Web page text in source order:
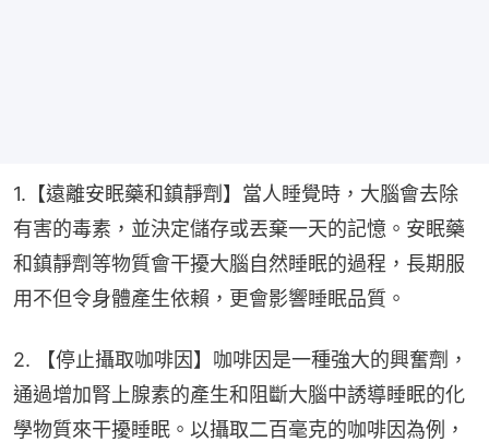
1.【遠離安眠藥和鎮靜劑】當人睡覺時，大腦會去除
有害的毒素，並決定儲存或丟棄一天的記憶。安眠藥
和鎮靜劑等物質會干擾大腦自然睡眠的過程，長期服
用不但令身體產生依賴，更會影響睡眠品質。
2. 【停止攝取咖啡因】咖啡因是一種強大的興奮劑，
通過增加腎上腺素的產生和阻斷大腦中誘導睡眠的化
學物質來干擾睡眠。以攝取二百毫克的咖啡因為例，